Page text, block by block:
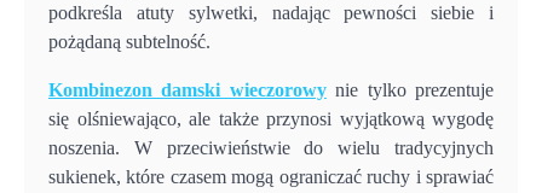
podkreśla atuty sylwetki, nadając pewności siebie i
pożądaną subtelność.
Kombinezon damski wieczorowynie tylko prezentuje
się olśniewająco, ale także przynosi wyjątkową wygodę
noszenia. W przeciwieństwie do wielu tradycyjnych
sukienek, które czasem mogą ograniczać ruchy i sprawiać